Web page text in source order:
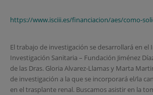
https://www.isciii.es/financiacion/aes/como-
El trabajo de investigación se desarrollará en
Investigación Sanitaria – Fundación Jiménez
de las Dras. Gloria Alvarez-Llamas y Marta
de investigación a la que se incorporará el/la
en el trasplante renal. Buscamos asistir en la